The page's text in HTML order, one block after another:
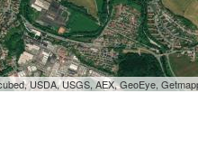
USDA, USGS, AEX, GeoEye,